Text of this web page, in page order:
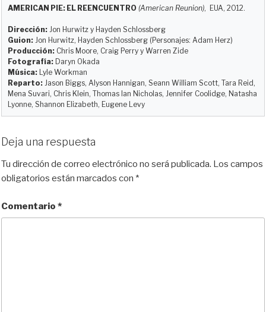
s
k
y
o
d
o
n
b
o
o
k
i
t
l
a
r
t
i
AMERICAN PIE: EL REENCUENTRO (American Reunion), EUA, 2012.
Dirección: Jon Hurwitz y Hayden Schlossberg
Guion: Jon Hurwitz, Hayden Schlossberg (Personajes: Adam Herz)
Producción: Chris Moore, Craig Perry y Warren Zide
Fotografía: Daryn Okada
Música: Lyle Workman
Reparto: Jason Biggs, Alyson Hannigan, Seann William Scott, Tara Reid,
Mena Suvari, Chris Klein, Thomas Ian Nicholas, Jennifer Coolidge, Natasha
Lyonne, Shannon Elizabeth, Eugene Levy
Deja una respuesta
Tu dirección de correo electrónico no será publicada. Los campos
obligatorios están marcados con *
Comentario *